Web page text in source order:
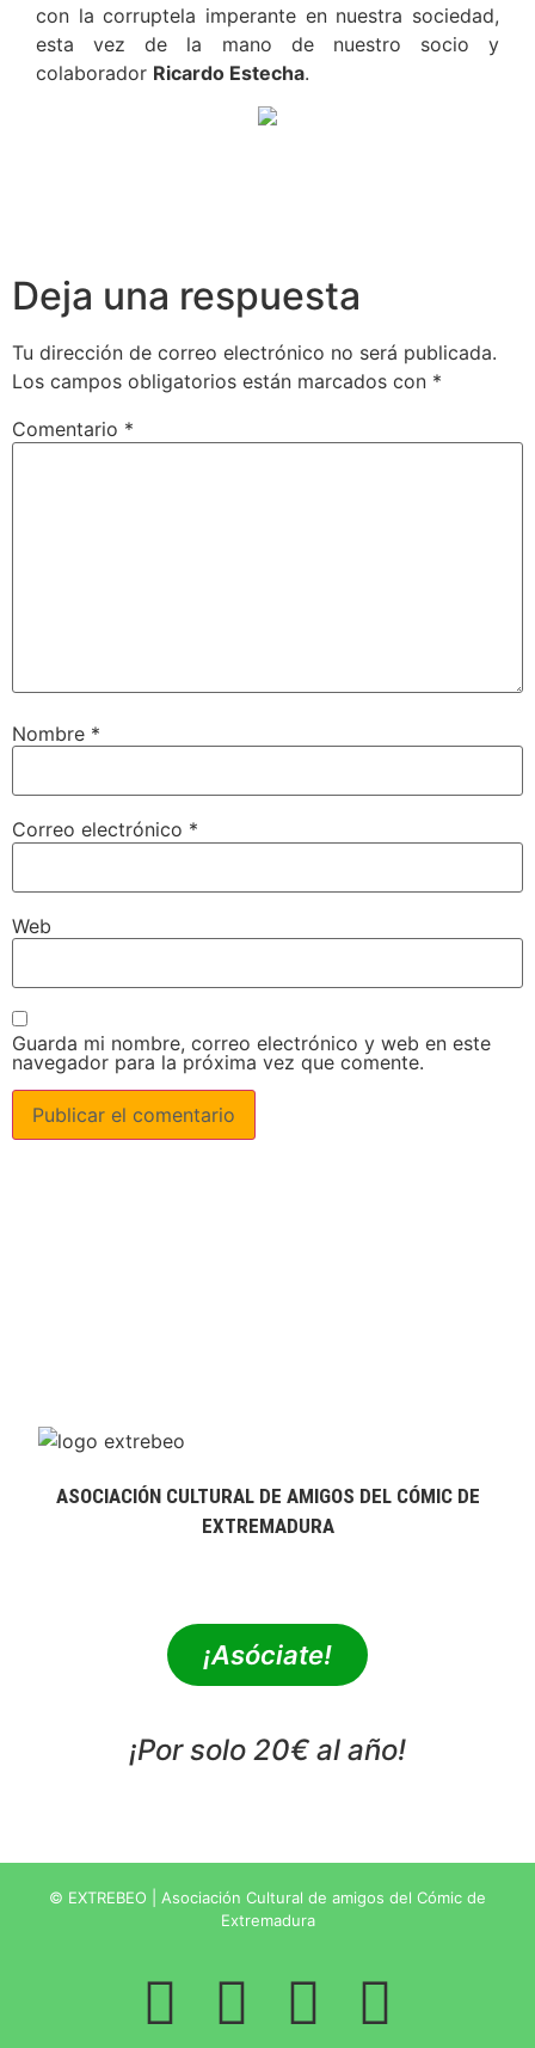
con la corruptela imperante en nuestra sociedad,
esta vez de la mano de nuestro socio y
colaborador Ricardo Estecha.
Deja una respuesta
Tu dirección de correo electrónico no será publicada.
Los campos obligatorios están marcados con *
Comentario *
Nombre *
Correo electrónico *
Web
Guarda mi nombre, correo electrónico y web en este
navegador para la próxima vez que comente.
ASOCIACIÓN CULTURAL DE AMIGOS DEL CÓMIC DE
EXTREMADURA
¡Asóciate!
¡Por solo 20€ al año!
© EXTREBEO | Asociación Cultural de amigos del Cómic de
Extremadura